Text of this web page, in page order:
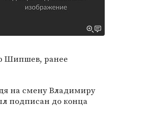
Шипшев, ранее
на смену Владимиру
подписан до конца